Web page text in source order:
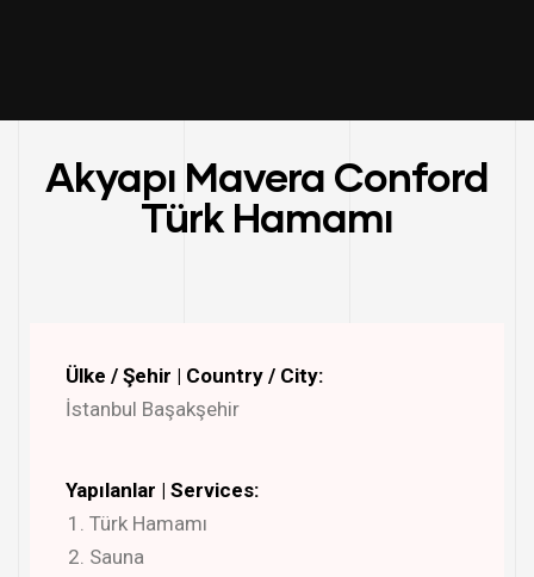
Akyapı Mavera Conford
Türk Hamamı
Ülke / Şehir | Country / City:
İstanbul Başakşehir
Yapılanlar | Services:
Türk Hamamı
Sauna